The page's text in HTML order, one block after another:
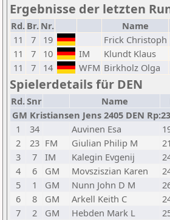
Ergebnisse der letzten
Rd. Br. Nr. Name
11
7 19 Frick Christoph
11
7 10 IM Klundt Klaus
11
7 14 WFM Birkholz Olga
Spielerdetails für DEN
Rd.Snr Name
GM Kristiansen Jens 2405 DEN
1
34 Auvinen Esa
2
23 FM Giulian Philip M
3
7 IM Kalegin Evgenij
4
6 GM Movsziszian Karen
5
1 GM Nunn John D M
6
8 GM Arkell Keith C
7
2 GM Hebden Mark L